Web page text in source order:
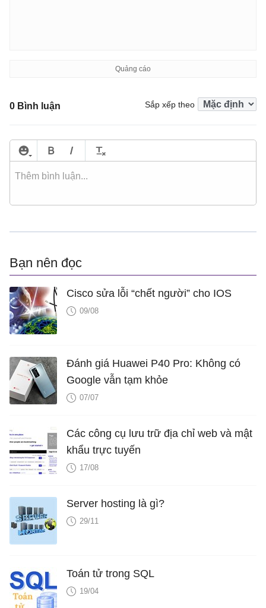
0 Bình luận Sắp xếp theo
Bạn nên đọc
Cisco sửa lỗi “chết người” cho IOS
09/08
Đánh giá Huawei P40 Pro: Không có
Google vẫn tạm khỏe
07/07
Các công cụ lưu trữ địa chỉ web và mật
khẩu trực tuyến
17/08
Server hosting là gì?
29/11
Toán tử trong SQL
19/04